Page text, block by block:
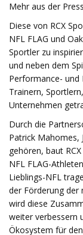
Mehr aus der
Diese von RCX
NFL FLAG und
Sportler zu
und neben dem
Performance- und
Trainern,
Unternehmen
Durch die
Patrick Mahomes,
gehören, baut
NFL FLAG-
Lieblings-NFL
der Förderung der
wird diese
weiter verbessern
Ökosystem für